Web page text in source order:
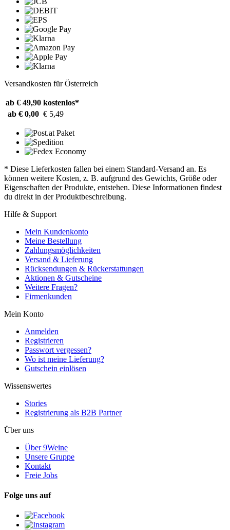
Versandkosten für Österreich
ab € 49,90 kostenlos*
ab € 0,00 € 5,49
* Diese Lieferkosten fallen bei einem Standard-Versand an. Es
können weitere Kosten, z. B. aufgrund des Gewichts, Größe oder
Eigenschaften der Produkte, entstehen. Diese Informationen findest
du direkt in der Produktbeschreibung.
Hilfe & Support
Mein Kundenkonto
Meine Bestellung
Zahlungsmöglichkeiten
Versand & Lieferung
Rücksendungen & Rückerstattungen
Aktionen & Gutscheine
Weitere Fragen?
Firmenkunden
Mein Konto
Anmelden
Registrieren
Passwort vergessen?
Wo ist meine Lieferung?
Gutschein einlösen
Wissenswertes
Stories
Registrierung als B2B Partner
Über uns
Über 9Weine
Unsere Gruppe
Kontakt
Freie Jobs
Folge uns auf